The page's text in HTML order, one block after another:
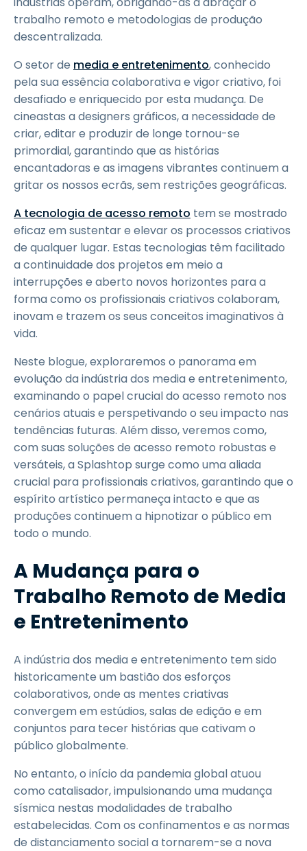
trabalho remoto e metodologias de produção
descentralizada.
O setor de media e entretenimento, conhecido
pela sua essência colaborativa e vigor criativo, foi
desafiado e enriquecido por esta mudança. De
cineastas a designers gráficos, a necessidade de
criar, editar e produzir de longe tornou-se
primordial, garantindo que as histórias
encantadoras e as imagens vibrantes continuem a
gritar os nossos ecrãs, sem restrições geográficas.
A tecnologia de acesso remoto tem se mostrado
eficaz em sustentar e elevar os processos criativos
de qualquer lugar. Estas tecnologias têm facilitado
a continuidade dos projetos em meio a
interrupções e aberto novos horizontes para a
forma como os profissionais criativos colaboram,
inovam e trazem os seus conceitos imaginativos à
vida.
Neste blogue, exploraremos o panorama em
evolução da indústria dos media e entretenimento,
examinando o papel crucial do acesso remoto nos
cenários atuais e perspetivando o seu impacto nas
tendências futuras. Além disso, veremos como,
com suas soluções de acesso remoto robustas e
versáteis, a Splashtop surge como uma aliada
crucial para profissionais criativos, garantindo que o
espírito artístico permaneça intacto e que as
produções continuem a hipnotizar o público em
todo o mundo.
A Mudança para o
Trabalho Remoto de Media
e Entretenimento
A indústria dos media e entretenimento tem sido
historicamente um bastião dos esforços
colaborativos, onde as mentes criativas
convergem em estúdios, salas de edição e em
conjuntos para tecer histórias que cativam o
público globalmente.
No entanto, o início da pandemia global atuou
como catalisador, impulsionando uma mudança
sísmica nestas modalidades de trabalho
estabelecidas. Com os confinamentos e as normas
de distanciamento social a tornarem-se a nova